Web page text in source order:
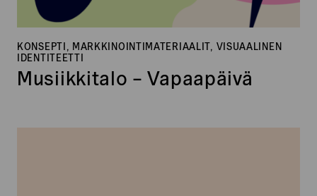
KONSEPTI, MARKKINOINTIMATERIAALIT, VISUAALINEN
IDENTITEETTI
Musiikkitalo – Vapaapäivä